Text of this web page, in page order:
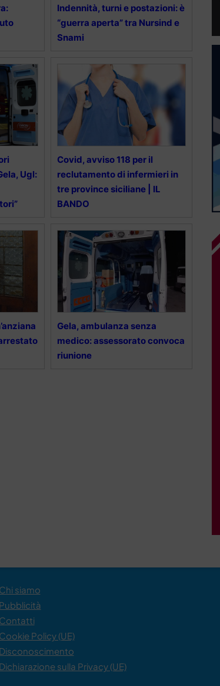
Indennità, turni e postazioni: è
“guerra aperta” tra Nursind e
Snami
Ugl:
Covid, avviso 118 per il
reclutamento di infermieri in
tre province siciliane | IL
BANDO
Gela, ambulanza senza
medico: assessorato convoca
riunione
Chi siamo
Pubblicità
Contatti
Cookie Policy (UE)
Disconoscimento
Dichiarazione sulla Privacy (UE)